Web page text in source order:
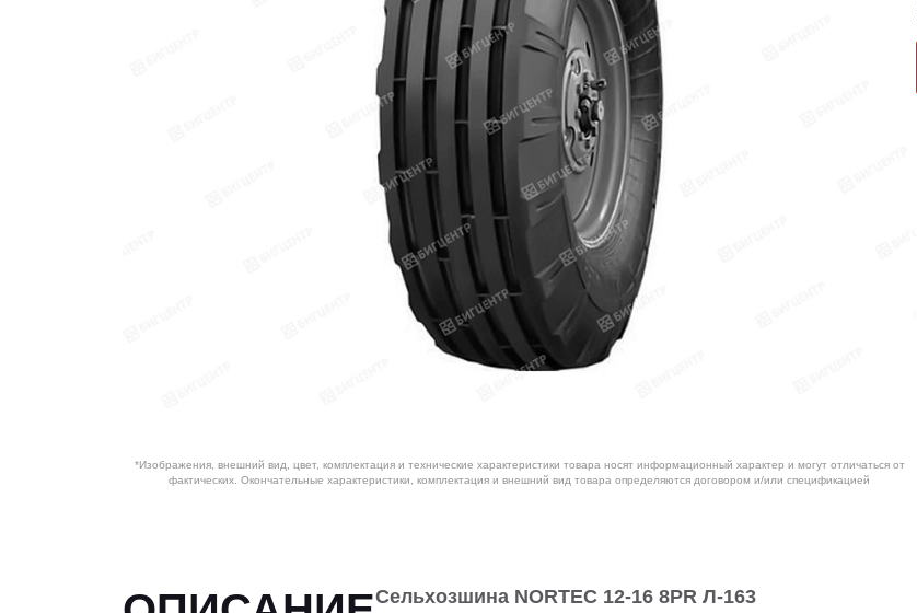
*Изображения, внешний вид, цвет, комплектация и технические характеристики товара носят информационный характер и могут отличаться от
фактических. Окончательные характеристики, комплектация и внешний вид товара определяются договором и/или спецификацией
Сельхозшина NORTEC 12-16 8PR Л-163